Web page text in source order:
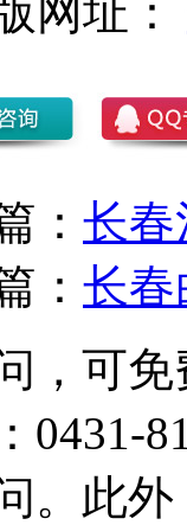
网址：
： 长春
： 长春
，可
0431-
。此